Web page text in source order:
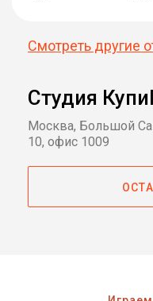
Смотреть другие
Студия
Москва, Большой
10, офис 1009